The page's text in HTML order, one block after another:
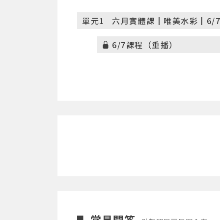
單元1 六月實體課┃唯美水彩┃6/7
6/7課程（重播）